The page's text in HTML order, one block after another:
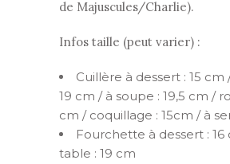
de Majuscules/Charlie).
Infos taille (peut varier) :
Cuillère à dessert : 15 cm
19 cm / à soupe : 19,5 cm /
cm / coquillage : 15cm / à
Fourchette à dessert : 16
table : 19 cm